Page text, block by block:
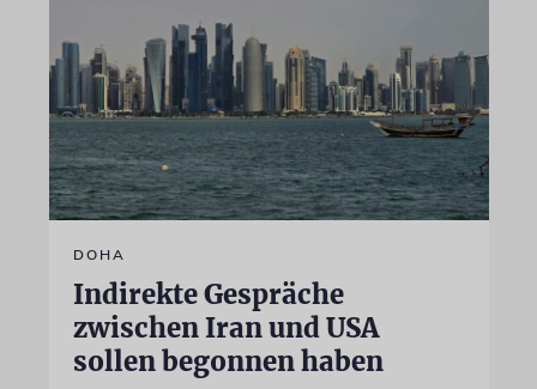
DOHA
Indirekte Gespräche
zwischen Iran und USA
sollen begonnen haben